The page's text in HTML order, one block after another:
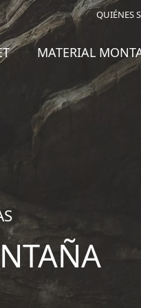
QUIÉNES
MATERIAL